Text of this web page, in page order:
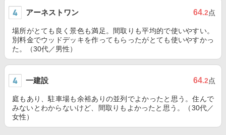
アーネストワン 64.2点
場所がとても良く景色も満足。間取りも平均的で使いやすい。
別料金でウッドデッキを作ってもらったがとても使いやすかっ
た。（30代／男性）
一建設 64.2点
庭もあり、駐車場も余裕ありの並列でよかったと思う。住んで
みないとわからないけど、間取りもよかったと思う。（30代／
女性）